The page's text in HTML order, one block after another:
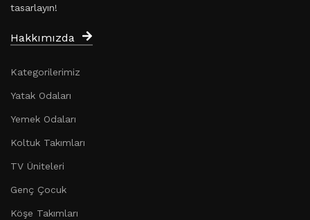
tasarlayın!
Hakkımızda
Kategorilerimiz
Yatak Odaları
Yemek Odaları
Koltuk Takımları
TV Üniteleri
Genç Çocuk
Köşe Takımları